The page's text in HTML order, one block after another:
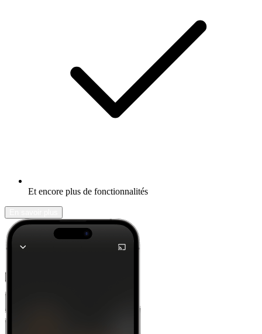
Et encore plus de fonctionnalités